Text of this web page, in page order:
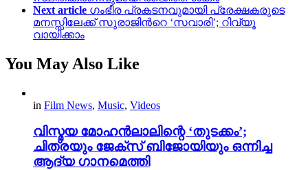
Next article ഗംഭീര പ്രകടനവുമായി പ്രേക്ഷകരുടെ
മനസ്സിലേക്ക് സുരാജിന്‍റെ ‘സവാരി’; റിവ്യൂ
വായിക്കാം
You May Also Like
in Film News, Music, Videos
വിസ്മയ മോഹൻലാലിന്റെ ‘തുടക്കം’;
ചിത്രയും ജേക്സ് ബിജോയിയും ഒന്നിച്ച
ആദ്യ ഗാനമെത്തി